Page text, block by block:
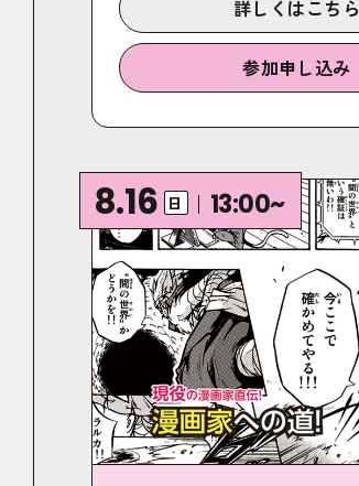
詳しくはこちら
参加申し込み
8.16 日 13:00~